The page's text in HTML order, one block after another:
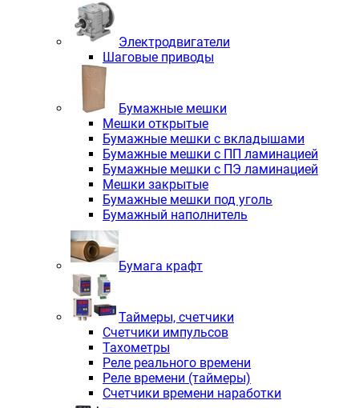
Электродвигатели
Шаговые приводы
Бумажные мешки
Мешки открытые
Бумажные мешки с вкладышами
Бумажные мешки с ПП ламинацией
Бумажные мешки с ПЭ ламинацией
Мешки закрытые
Бумажные мешки под уголь
Бумажный наполнитель
Бумага крафт
Таймеры, счетчики
Счетчики импульсов
Тахометры
Реле реального времени
Реле времени (таймеры)
Счетчики времени наработки